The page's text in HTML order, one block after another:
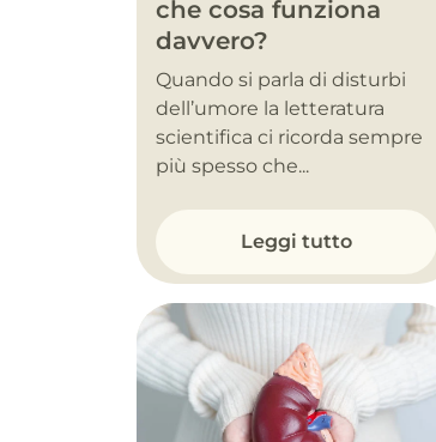
che cosa funziona
davvero?
Quando si parla di disturbi
dell’umore la letteratura
scientifica ci ricorda sempre
più spesso che...
Leggi tutto